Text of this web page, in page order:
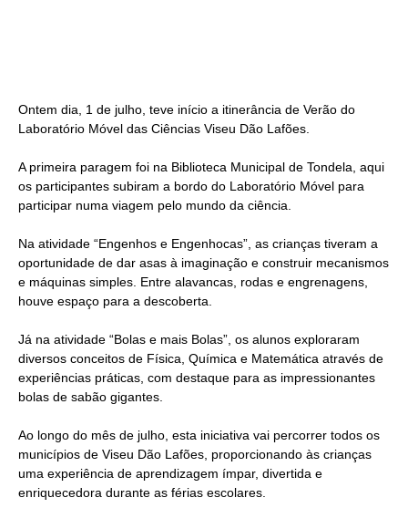
Ontem dia, 1 de julho, teve início a itinerância de Verão do
Laboratório Móvel das Ciências Viseu Dão Lafões.
A primeira paragem foi na Biblioteca Municipal de Tondela, aqui
os participantes subiram a bordo do Laboratório Móvel para
participar numa viagem pelo mundo da ciência.
Na atividade “Engenhos e Engenhocas”, as crianças tiveram a
oportunidade de dar asas à imaginação e construir mecanismos
e máquinas simples. Entre alavancas, rodas e engrenagens,
houve espaço para a descoberta.
Já na atividade “Bolas e mais Bolas”, os alunos exploraram
diversos conceitos de Física, Química e Matemática através de
experiências práticas, com destaque para as impressionantes
bolas de sabão gigantes.
Ao longo do mês de julho, esta iniciativa vai percorrer todos os
municípios de Viseu Dão Lafões, proporcionando às crianças
uma experiência de aprendizagem ímpar, divertida e
enriquecedora durante as férias escolares.